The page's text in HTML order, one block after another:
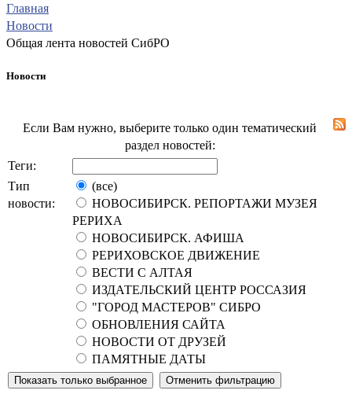
Главная
Новости
Общая лента новостей СибРО
Новости
Если Вам нужно, выберите только один тематический
раздел новостей:
Теги:
Тип
новости:
(все)
НОВОСИБИРСК. РЕПОРТАЖИ МУЗЕЯ
РЕРИХА
НОВОСИБИРСК. АФИША
РЕРИХОВСКОЕ ДВИЖЕНИЕ
ВЕСТИ С АЛТАЯ
ИЗДАТЕЛЬСКИЙ ЦЕНТР РОССАЗИЯ
"ГОРОД МАСТЕРОВ" СИБРО
ОБНОВЛЕНИЯ САЙТА
НОВОСТИ ОТ ДРУЗЕЙ
ПАМЯТНЫЕ ДАТЫ